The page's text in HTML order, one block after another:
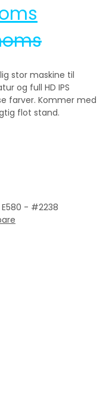
stor maskine til
og full HD IPS
farver. Kommer med
flot stand.
- #2238